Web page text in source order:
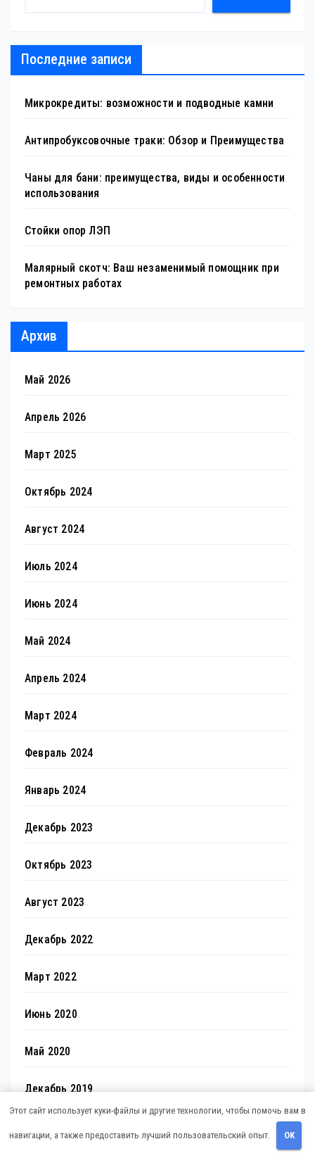
Последние записи
Микрокредиты: возможности и подводные камни
Антипробуксовочные траки: Обзор и Преимущества
Чаны для бани: преимущества, виды и особенности
использования
Стойки опор ЛЭП
Малярный скотч: Ваш незаменимый помощник при
ремонтных работах
Архив
Май 2026
Апрель 2026
Март 2025
Октябрь 2024
Август 2024
Июль 2024
Июнь 2024
Май 2024
Апрель 2024
Март 2024
Февраль 2024
Январь 2024
Декабрь 2023
Октябрь 2023
Август 2023
Декабрь 2022
Март 2022
Июнь 2020
Май 2020
Декабрь 2019
Этот сайт использует куки-файлы и другие технологии, чтобы помочь вам в
навигации, а также предоставить лучший пользовательский опыт. OK